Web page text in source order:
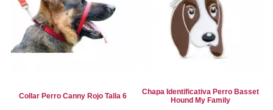
Collar Perro Canny Rojo Talla 6
Chapa Identificativa Perro Basset
Hound My Family